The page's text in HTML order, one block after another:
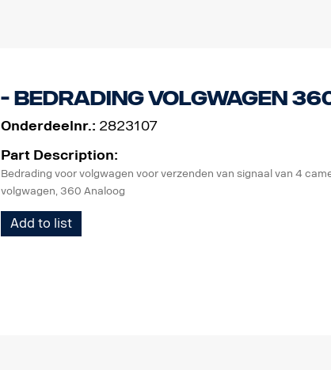
- Bedrading volgwagen
Onderdeelnr.: 2823107
Part Description:
Bedrading voor volgwagen voor verzenden van signaal van 4
volgwagen, 360 Analoog
Add to list